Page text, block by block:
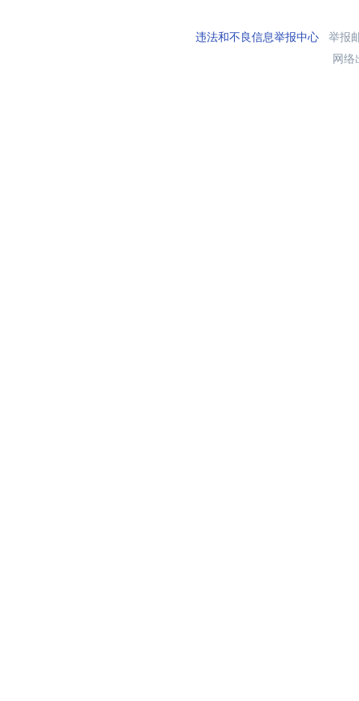
违法和不良信息举报中心举报
网